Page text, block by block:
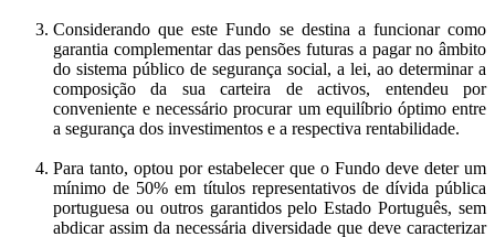
Considerando que este Fundo se destina a funcionar como
garantia complementar das pensões futuras a pagar no âmbito
do sistema público de segurança social, a lei, ao determinar a
composição da sua carteira de activos, entendeu por
conveniente e necessário procurar um equilíbrio óptimo entre
a segurança dos investimentos e a respectiva rentabilidade.
Para tanto, optou por estabelecer que o Fundo deve deter um
mínimo de 50% em títulos representativos de dívida pública
portuguesa ou outros garantidos pelo Estado Português, sem
abdicar assim da necessária diversidade que deve caracterizar